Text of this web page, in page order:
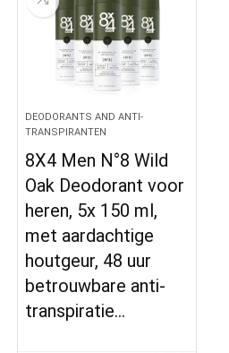
DEODORANTS AND ANTI-
TRANSPIRANTEN
8X4 Men N°8 Wild
Oak Deodorant voor
heren, 5x 150 ml,
met aardachtige
houtgeur, 48 uur
betrouwbare anti-
transpiratie…